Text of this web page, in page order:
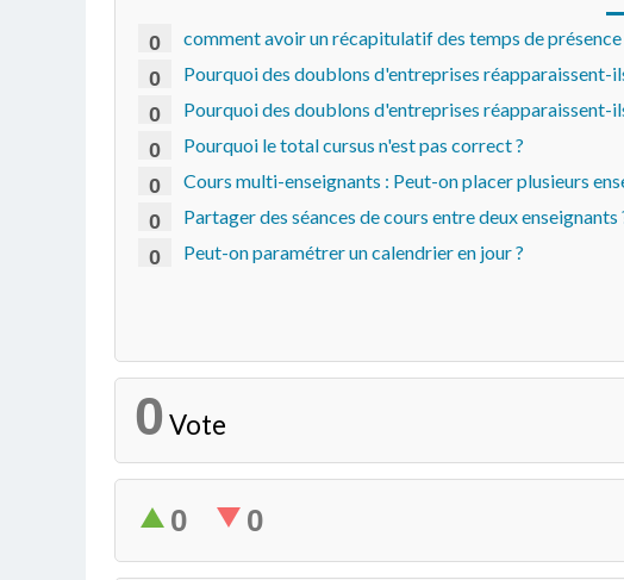
0 comment avoir un récapitulatif des temps de
0 Pourquoi des doublons d'entreprises réapparaissent-
0 Pourquoi des doublons d'entreprises réapparaissent-
0 Pourquoi le total cursus n'est pas correct ?
0 Cours multi-enseignants : Peut-on placer plusieurs
0 Partager des séances de cours entre deux enseignants
0 Peut-on paramétrer un calendrier en jour ?
0 Vote
0 0